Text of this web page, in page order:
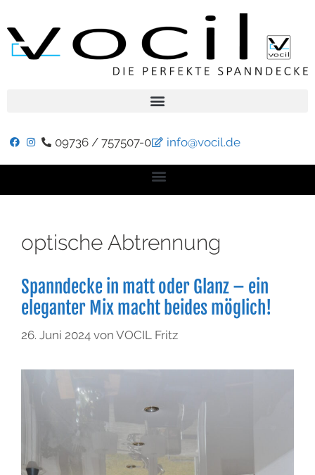
09736 / 757507-0 info@vocil.de
optische Abtrennung
Spanndecke in matt oder Glanz – ein
eleganter Mix macht beides möglich!
26. Juni 2024 von VOCIL Fritz